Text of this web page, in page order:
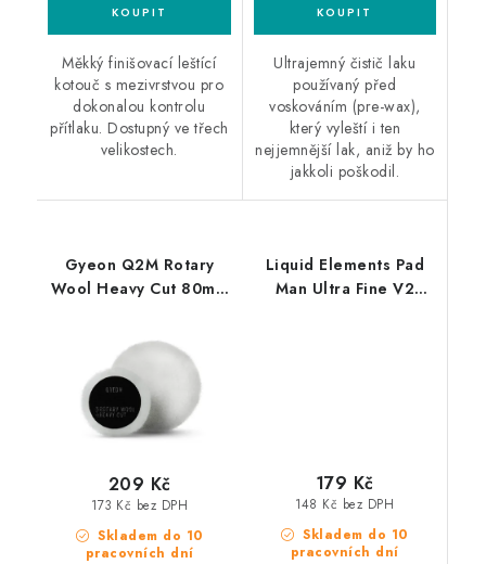
Měkký finišovací leštící
kotouč s mezivrstvou pro
dokonalou kontrolu
přítlaku. Dostupný ve třech
velikostech.
Ultrajemný čistič laku
používaný před
voskováním (pre-wax),
který vyleští i ten
nejjemnější lak, aniž by ho
jakkoli poškodil.
Gyeon Q2M Rotary
Wool Heavy Cut 80mm
Skladem do 10
pracovních dní
173 Kč bez DPH
209 Kč
Liquid Elements Pad
Man Ultra Fine V2
Skladem do 10
pracovních dní
148 Kč bez DPH
179 Kč